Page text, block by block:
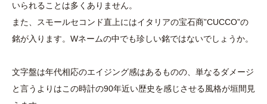
いられることは多くありません。
また、スモールセコンド直上にはイタリアの宝石商”CUCCO”の
銘が入ります。Wネームの中でも珍しい銘ではないでしょうか。
文字盤は年代相応のエイジング感はあるものの、単なるダメージ
と言うよりはこの時計の90年近い歴史を感じさせる風格が垣間見